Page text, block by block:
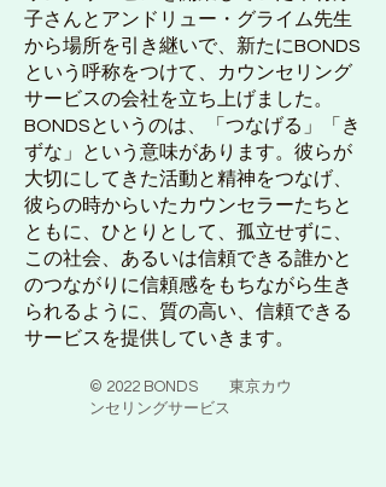
子さんとアンドリュー・グライム先生
から場所を引き継いで、新たにBONDS
という呼称をつけて、カウンセリング
サービスの会社を立ち上げました。
BONDSというのは、「つなげる」「き
ずな」という意味があります。彼らが
大切にしてきた活動と精神をつなげ、
彼らの時からいたカウンセラーたちと
ともに、ひとりとして、孤立せずに、
この社会、あるいは信頼できる誰かと
のつながりに信頼感をもちながら生き
られるように、質の高い、信頼できる
サービスを提供していきます。
© 2022 BONDS 東京カウ
ンセリングサービス